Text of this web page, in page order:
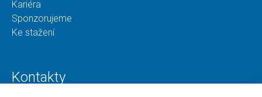
Kariéra
Sponzorujeme
Ke stažení
Kontakty